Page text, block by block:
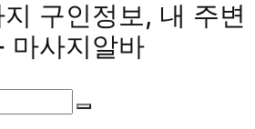
구인정보, 내 주변
마사지알바